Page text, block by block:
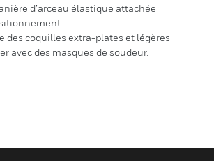
d’arceau élastique attachée
des coquilles extra-plates et légères
avec des masques de soudeur.